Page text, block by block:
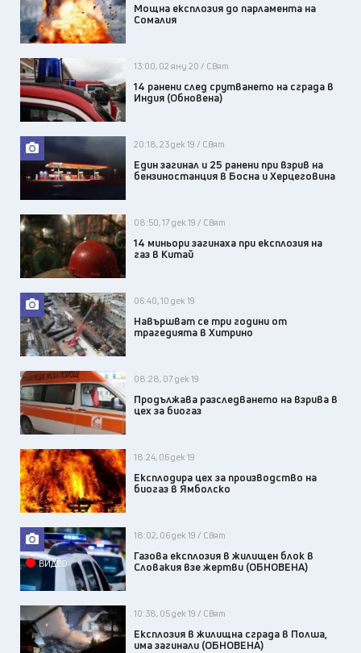
Мощна експлозия до парламента на
Сомалия
13:00, 02 яну 20 / Свят
14 ранени след срутването на сграда в
Индия (Обновена)
20:18, 23 дек 19 / Свят
Един загинал и 25 ранени при взрив на
бензиностанция в Босна и Херцеговина
08:50, 17 дек 19 / Свят
14 миньори загинаха при експлозия на
газ в Китай
06:40, 10 дек 19
Навършват се три години от
трагедията в Хитрино
08:28, 07 дек 19
Продължава разследването на взрива в
цех за биогаз
18:24, 06 дек 19
Експлодира цех за производство на
биогаз в Ямболско
ВИДЕО
18:02, 06 дек 19 / Свят
Газова експлозия в жилищен блок в
Словакия взе жертви (ОБНОВЕНА)
10:38, 05 дек 19 / Свят
Експлозия в жилищна сграда в Полша,
има загинали (ОБНОВЕНА)